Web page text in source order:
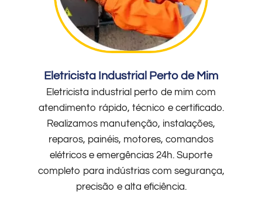
Eletricista Industrial Perto de Mim
Eletricista industrial perto de mim com
atendimento rápido, técnico e certificado.
Realizamos manutenção, instalações,
reparos, painéis, motores, comandos
elétricos e emergências 24h. Suporte
completo para indústrias com segurança,
precisão e alta eficiência.